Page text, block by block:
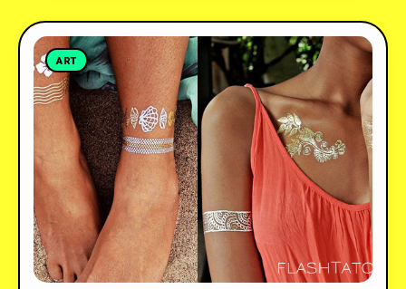
ART